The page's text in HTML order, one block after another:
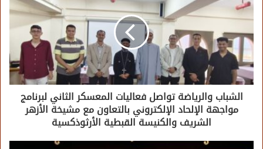
الشباب والرياضة تواصل فعاليات المعسكر الثاني لبرنامج
مواجهة الإلحاد الإلكتروني بالتعاون مع مشيخة الأزهر
الشريف والكنيسة القبطية الأرثوذكسية